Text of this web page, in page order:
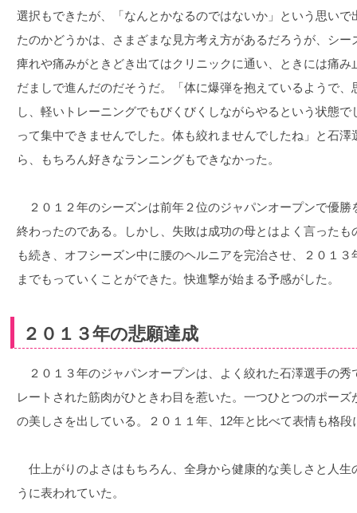
選択もできたが、「なんとかなるのではないか」という思い
たのかどうかは、さまざまな見方考え方があるだろうが、シ
痺れや痛みがときどき出てはクリニックに通い、ときには痛
だましで進んだのだそうだ。「体に爆弾を抱えているようで
し、軽いトレーニングでもびくびくしながらやるという状態
って集中できませんでした。体も絞れませんでしたね」と石
ら、もちろん好きなランニングもできなかった。
２０１２年のシーズンは前年２位のジャパンオープンで優勝
終わったのである。しかし、失敗は成功の母とはよく言った
も続き、オフシーズン中に腰のヘルニアを完治させ、２０１
までもっていくことができた。快進撃が始まる予感がした。
２０１３年の悲願達成
２０１３年のジャパンオープンは、よく絞れた石澤選手の秀
レートされた筋肉がひときわ目を惹いた。一つひとつのポー
の美しさを出している。２０１１年、12年と比べて表情も格段
仕上がりのよさはもちろん、全身から健康的な美しさと人生
うに表われていた。